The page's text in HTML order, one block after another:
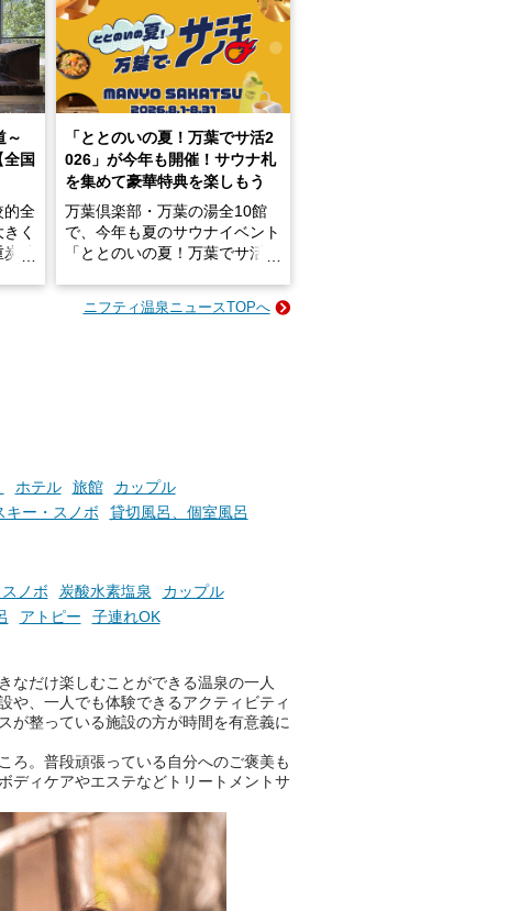
～
国
的全
く
酸
塩
け流
施設
「ととのいの夏！万葉でサ活2
026」が今年も開催！サウナ札
を集めて豪華特典を楽しもう
万葉倶楽部・万葉の湯全10館
で、今年も夏のサウナイベント
「ととのいの夏！万葉でサ活2
2026年8月1日（土）～8月31
さらに、各館ではアロマロウリ
ュやアウフグースなど、サウナ
好きにはたまらない多彩なイベ
───
提供元：万葉倶楽部株式会社
のPR記事です。
ニフティ温泉ニュースTOPへ
ホテル 旅館
カップル
キー・スノボ 貸切風呂、個室風呂
ノボ 炭酸水素塩泉
カップル
アトピー 子連れOK
なだけ楽しむことができる温泉の一人
や、一人でも体験できるアクティビティ
が整っている施設の方が時間を有意義に
ろ。普段頑張っている自分へのご褒美も
ディケアやエステなどトリートメントサ